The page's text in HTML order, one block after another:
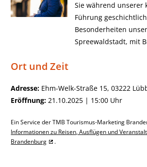
Sie während unserer
Führung
Besonderheiten
Spreewaldstadt, mit
Ort und Zeit
Adresse: Ehm-Welk-Straße 15, 03222
Eröffnung: 21.10.2025 | 15:00 Uhr
Ein Service der TMB Tourismus-Marketing
Informationen zu Reisen, Ausflügen und
Brandenburg
.